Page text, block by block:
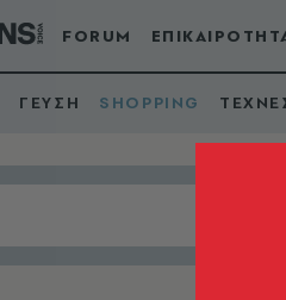
FORUM
ΓΕΥΣΗ SHOPPING